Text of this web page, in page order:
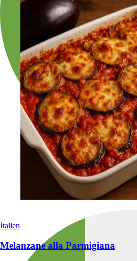
Italien
Melanzane alla Parmigiana